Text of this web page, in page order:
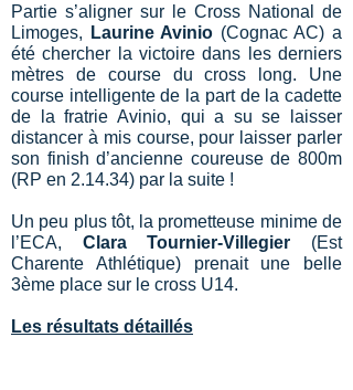
Partie s’aligner sur le Cross National de
Limoges, Laurine Avinio (Cognac AC) a
été chercher la victoire dans les derniers
mètres de course du cross long. Une
course intelligente de la part de la cadette
de la fratrie Avinio, qui a su se laisser
distancer à mis course, pour laisser parler
son finish d’ancienne coureuse de 800m
(RP en 2.14.34) par la suite !
Un peu plus tôt, la prometteuse minime de
l’ECA, Clara Tournier-Villegier (Est
Charente Athlétique) prenait une belle
3ème place sur le cross U14.
Les résultats détaillés